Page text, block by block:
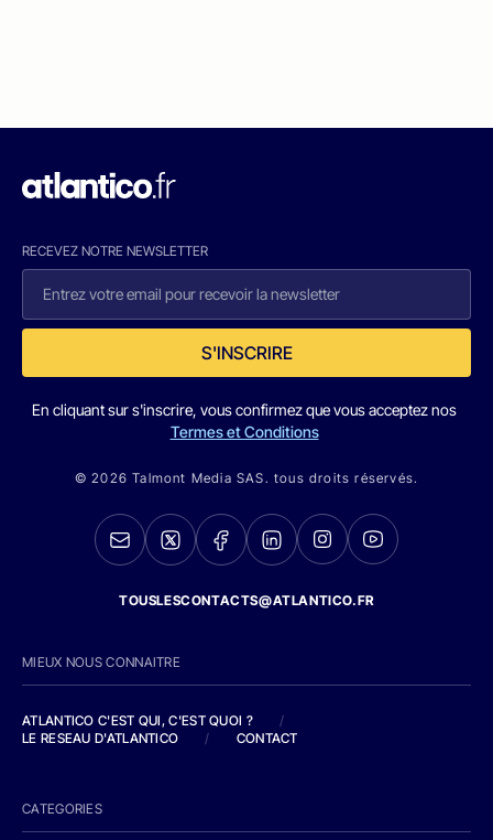
RECEVEZ NOTRE NEWSLETTER
S'INSCRIRE
En cliquant sur s'inscrire, vous confirmez que vous acceptez nos
Termes et Conditions
© 2026 Talmont Media SAS. tous droits réservés.
TOUSLESCONTACTS@ATLANTICO.FR
MIEUX NOUS CONNAITRE
ATLANTICO C'EST QUI, C'EST QUOI ?
/
LE RESEAU D'ATLANTICO
/ CONTACT
CATEGORIES